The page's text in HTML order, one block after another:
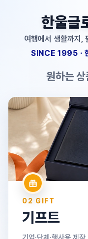
한울글
여행에서 생활까지,
SINCE 1995 ·
원하는
여행
국내·해외·크루즈·단체여행·자유여
→
02 GIFT
기프트